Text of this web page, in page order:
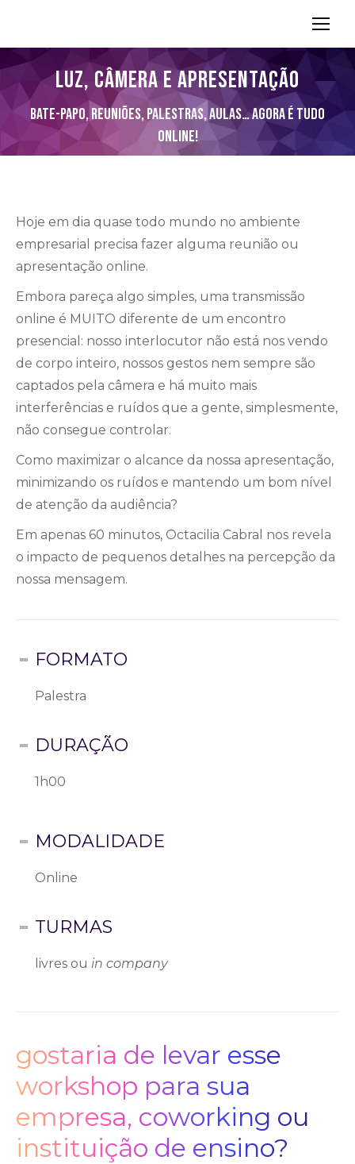
Search:
LUZ, CÂMERA E APRESENTAÇÃO
Bate-papo, reuniões, palestras, aulas… agora é tudo
online!
Você está aqui:
Hoje em dia quase todo mundo no ambiente
empresarial precisa fazer alguma reunião ou
apresentação online.
Embora pareça algo simples, uma transmissão
online é MUITO diferente de um encontro
presencial: nosso interlocutor não está nos vendo
de corpo inteiro, nossos gestos nem sempre são
captados pela câmera e há muito mais
interferências e ruídos que a gente, simplesmente,
não consegue controlar.
Como maximizar o alcance da nossa apresentação,
minimizando os ruídos e mantendo um bom nível
de atenção da audiência?
Em apenas 60 minutos, Octacilia Cabral nos revela
o impacto de pequenos detalhes na percepção da
nossa mensagem.
FORMATO
Palestra
DURAÇÃO
1h00
MODALIDADE
Online
TURMAS
livres ouin company
gostaria de levar esse
workshop para sua
empresa, coworking ou
instituição de ensino?